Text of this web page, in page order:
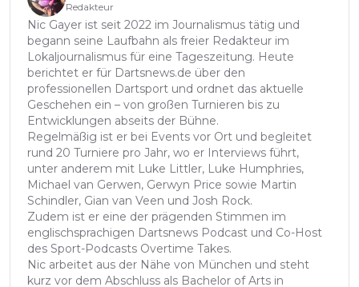
Redakteur
Nic Gayer ist seit 2022 im Journalismus tätig und
begann seine Laufbahn als freier Redakteur im
Lokaljournalismus für eine Tageszeitung. Heute
berichtet er für Dartsnews.de über den
professionellen Dartsport und ordnet das aktuelle
Geschehen ein – von großen Turnieren bis zu
Entwicklungen abseits der Bühne.
Regelmäßig ist er bei Events vor Ort und begleitet
rund 20 Turniere pro Jahr, wo er Interviews führt,
unter anderem mit Luke Littler, Luke Humphries,
Michael van Gerwen, Gerwyn Price sowie Martin
Schindler, Gian van Veen und Josh Rock.
Zudem ist er eine der prägenden Stimmen im
englischsprachigen Dartsnews Podcast und Co-Host
des Sport-Podcasts Overtime Takes.
Nic arbeitet aus der Nähe von München und steht
kurz vor dem Abschluss als Bachelor of Arts in